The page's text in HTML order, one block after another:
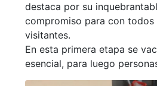
destaca por su
compromiso para con todos
visitantes.
En esta primera etapa se
esencial, para luego